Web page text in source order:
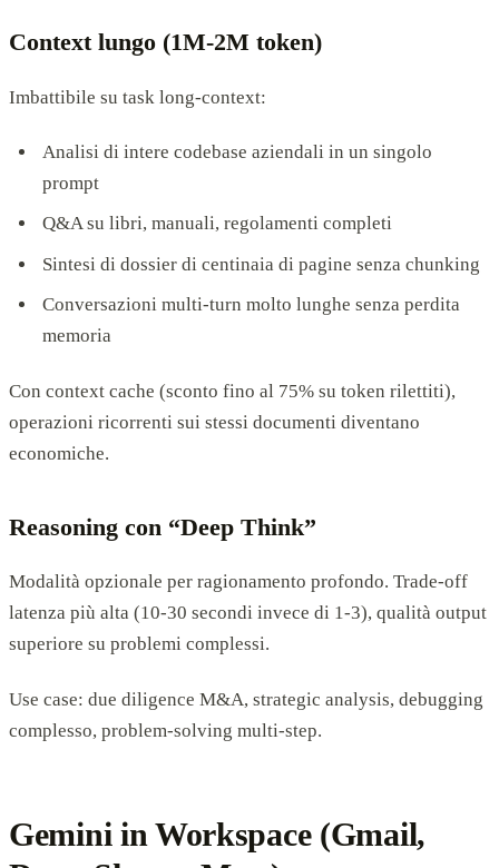
Context lungo (1M-2M token)
Imbattibile su task long-context:
Analisi di intere codebase aziendali in un singolo
prompt
Q&A su libri, manuali, regolamenti completi
Sintesi di dossier di centinaia di pagine senza chunking
Conversazioni multi-turn molto lunghe senza perdita
memoria
Con context cache (sconto fino al 75% su token rilettiti),
operazioni ricorrenti sui stessi documenti diventano
economiche.
Reasoning con “Deep Think”
Modalità opzionale per ragionamento profondo. Trade-off
latenza più alta (10-30 secondi invece di 1-3), qualità output
superiore su problemi complessi.
Use case: due diligence M&A, strategic analysis, debugging
complesso, problem-solving multi-step.
Gemini in Workspace (Gmail,